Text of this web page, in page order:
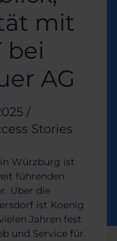
mit
bei
AG
/
Stories
Würzburg ist
führenden
Über die
ist Koenig
Jahren fest
und Service für